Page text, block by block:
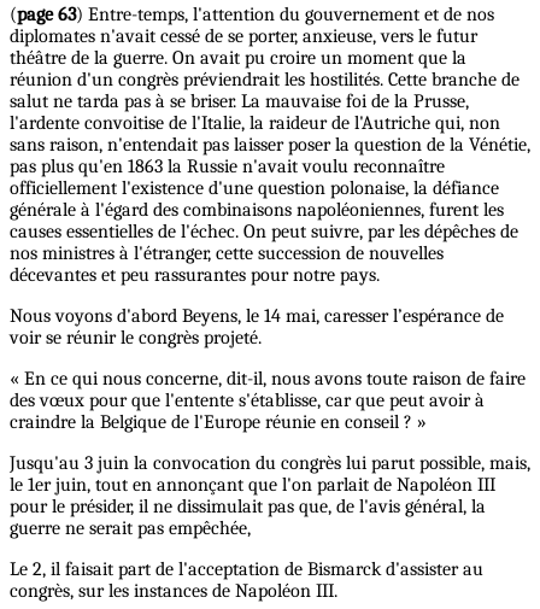
(page 63) Entre-temps, l'attention du gouvernement et de nos
diplomates n'avait cessé de se porter, anxieuse, vers le futur
théâtre de la guerre. On avait pu croire un moment que la
réunion d'un congrès préviendrait les hostilités. Cette branche de
salut ne tarda pas à se briser. La mauvaise foi de la Prusse,
l'ardente convoitise de l'Italie, la raideur de l'Autriche qui, non
sans raison, n'entendait pas laisser poser la question de la Vénétie,
pas plus qu'en 1863 la Russie n'avait voulu reconnaître
officiellement l'existence d'une question polonaise, la défiance
générale à l'égard des combinaisons napoléoniennes, furent les
causes essentielles de l'échec. On peut suivre, par les dépêches de
nos ministres à l'étranger, cette succession de nouvelles
décevantes et peu rassurantes pour notre pays.
Nous voyons d'abord Beyens, le 14 mai, caresser l’espérance de
voir se réunir le congrès projeté.
« En ce qui nous concerne, dit-il, nous avons toute raison de faire
des vœux pour que l'entente s'établisse, car que peut avoir à
craindre la Belgique de l'Europe réunie en conseil ? »
Jusqu'au 3 juin la convocation du congrès lui parut possible, mais,
le 1er juin, tout en annonçant que l'on parlait de Napoléon III
pour le présider, il ne dissimulait pas que, de l'avis général, la
guerre ne serait pas empêchée,
Le 2, il faisait part de l'acceptation de Bismarck d'assister au
congrès, sur les instances de Napoléon III.